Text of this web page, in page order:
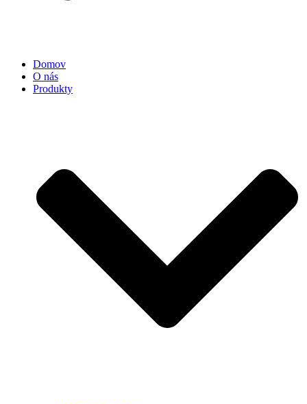
Domov
O nás
Produkty